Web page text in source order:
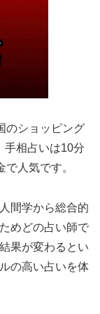
のショッピング
手相占いは10分
人気です。
間学から総合的
めどの占い師で
果が変わるとい
の高い占いを体